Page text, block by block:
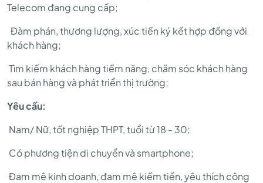
Telecom đang cung cấp;
Đàm phán, thương lượng, xúc tiến ký kết hợp đồng với
khách hàng;
Tìm kiếm khách hàng tiềm năng, chăm sóc khách hàng
sau bán hàng và phát triển thị trường;
Yêu cầu:
Nam/ Nữ, tốt nghiệp THPT, tuổi từ 18 - 30;
Có phương tiện di chuyển và smartphone;
Đam mê kinh doanh, đam mê kiếm tiền, yêu thích công